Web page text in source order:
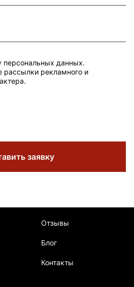
персональных данных.
рассылки рекламного и
заявку
Отзывы
Блог
Контакты